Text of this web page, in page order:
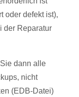
oder defekt ist),
der Reparatur
dann alle
nicht
(EDB-Datei)